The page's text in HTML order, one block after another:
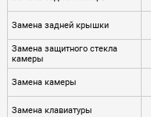
Замена задней крышки
Замена защитного стекла
камеры
Замена камеры
Замена клавиатуры